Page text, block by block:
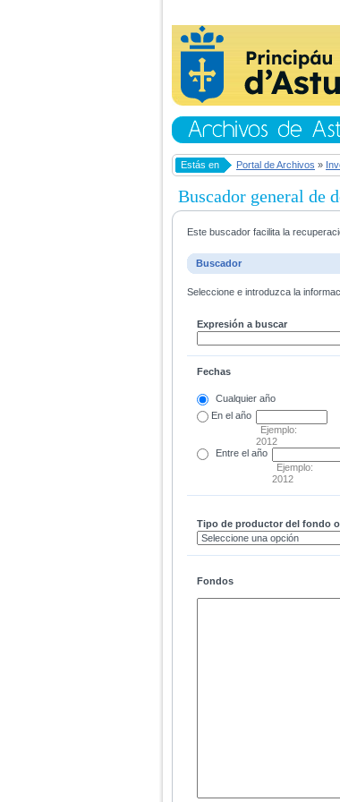
Estás en Portal de Archivos »
Buscador general de
Este buscador facilita la
Buscador
Seleccione e introduzca la
Expresión a buscar
Fechas
Cualquier año
En el año
Ejemplo:
2012
Entre el año
Ejemplo:
2012
Tipo de productor del fondo
Fondos